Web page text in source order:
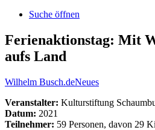
Suche öffnen
Ferienaktionstag: Mit
aufs Land
Wilhelm Busch.deNeues
Veranstalter: Kulturstiftung
Datum: 2021
Teilnehmer: 59 Personen, davon 29